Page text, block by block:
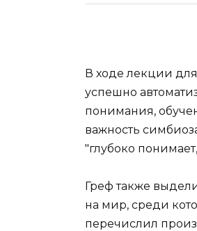
В ходе лекции
успешно
понимания,
важность
"глубоко
Греф также
на мир, среди
перечислил